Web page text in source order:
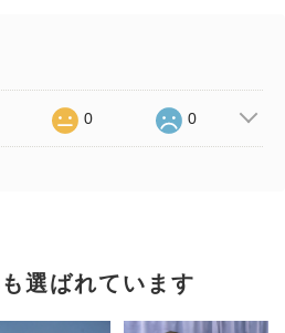
0 0
選ばれています